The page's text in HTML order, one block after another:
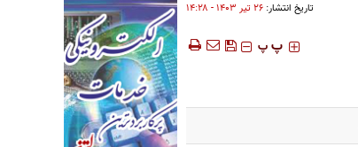
تاریخ انتشار: ۲۶ تير ۱۴۰۳ - ۱۴:۲۸
‍‍‍ پ پ